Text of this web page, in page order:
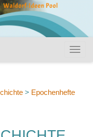
> Epochenhefte